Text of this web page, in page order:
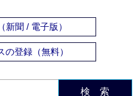
新聞 / 電子版）
の登録（無料）
検 索